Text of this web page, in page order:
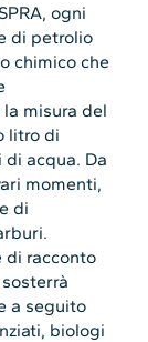
ogni
di petrolio
chimico che
la misura del
litro di
acqua. Da
momenti,
di
di racconto
a seguito
biologi